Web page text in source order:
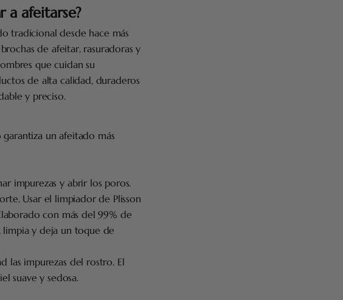
a afeitarse?
tradicional desde hace más
de afeitar, rasuradoras y
que cuidan su
de alta calidad, duraderos
y preciso.
un afeitado más
impurezas y abrir los poros.
Usar el limpiador de Plisson
con más del 99% de
limpia y deja un toque de
las impurezas del rostro. El
suave y sedosa.